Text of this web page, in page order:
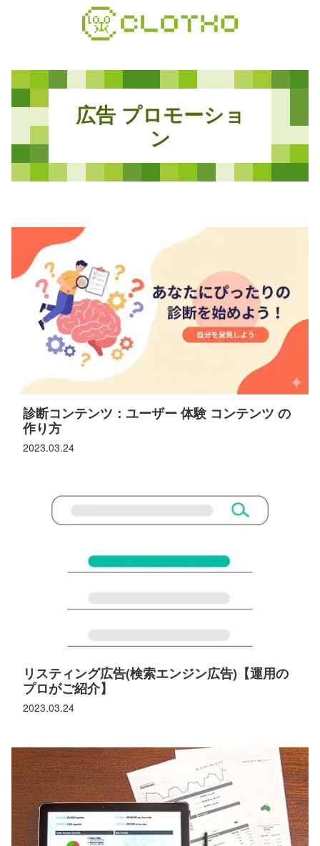
広告 プロモーショ
ン
2023.03.24
診断コンテンツ：ユーザー 体験 コンテンツ の
作り方
2023.03.24
リスティング広告(検索エンジン広告)【運用の
プロがご紹介】